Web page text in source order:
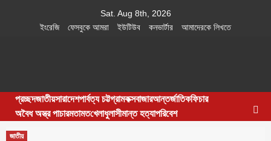
Sat. Aug 8th, 2026
ইংরেজি
ফেসবুকে আমরা ইউটিউব কনভার্টার আমাদেরকে লিখতে
Southeast
Asia Journal
প্রচ্ছদজাতীয়সারাদেশপার্বত্য চট্টগ্রামকক্সবাজারআন্তর্জাতিকফিচার
অবৈধ অস্ত্র পাচারমতামতখেলাধুলাসীমান্ত হত্যাপরিবেশ
জাতীয়